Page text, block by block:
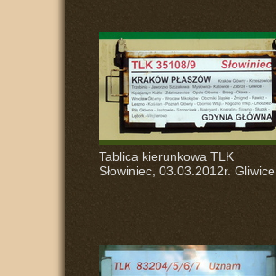
Tablica kierunkowa TLK
Słowiniec, 03.03.2012r. Gliwice.